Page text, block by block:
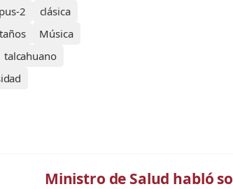
2
clásica
Música
talcahuano
Ministro de Salud habló